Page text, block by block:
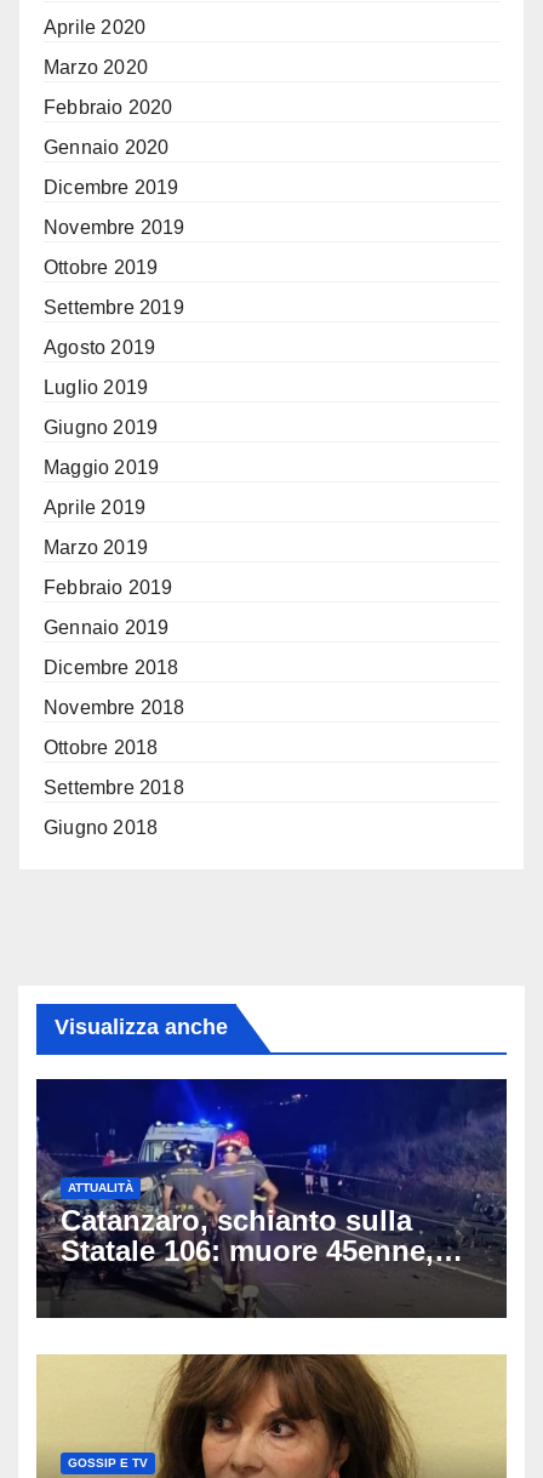
Aprile 2020
Marzo 2020
Febbraio 2020
Gennaio 2020
Dicembre 2019
Novembre 2019
Ottobre 2019
Settembre 2019
Agosto 2019
Luglio 2019
Giugno 2019
Maggio 2019
Aprile 2019
Marzo 2019
Febbraio 2019
Gennaio 2019
Dicembre 2018
Novembre 2018
Ottobre 2018
Settembre 2018
Giugno 2018
Visualizza anche
ATTUALITÀ
Catanzaro, schianto sulla
Statale 106: muore 45enne,
coinvolti un’auto, un suv e
una moto
GOSSIP E TV